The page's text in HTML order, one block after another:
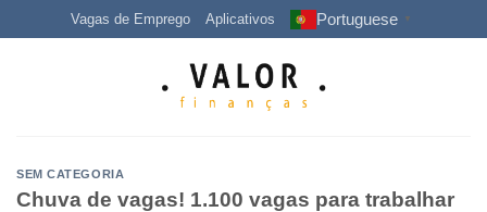
to
Vagas de Emprego Aplicativos Portuguese ▼
SEM CATEGORIA
Chuva de vagas! 1.100 vagas para trabalhar